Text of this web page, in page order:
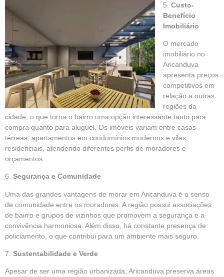
5. Custo-
Benefício
Imobiliário
O mercado
imobiliário no
Aricanduva
apresenta preços
competitivos em
relação a outras
regiões da
cidade, o que torna o bairro uma opção interessante tanto para
compra quanto para aluguel. Os imóveis variam entre casas
térreas, apartamentos em condomínios modernos e vilas
residenciais, atendendo diferentes perfis de moradores e
orçamentos.
6. Segurança e Comunidade
Uma das grandes vantagens de morar em Aricanduva é o senso
de comunidade entre os moradores. A região possui associações
de bairro e grupos de vizinhos que promovem a segurança e a
convivência harmoniosa. Além disso, há constante presença de
policiamento, o que contribui para um ambiente mais seguro.
7. Sustentabilidade e Verde
Apesar de ser uma região urbanizada, Aricanduva preserva áreas